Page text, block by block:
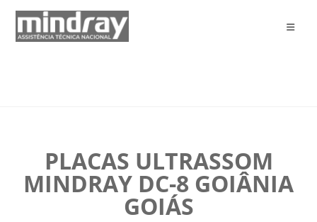
PLACAS ULTRASSOM
MINDRAY DC-8 GOIÂNIA
GOIÁS